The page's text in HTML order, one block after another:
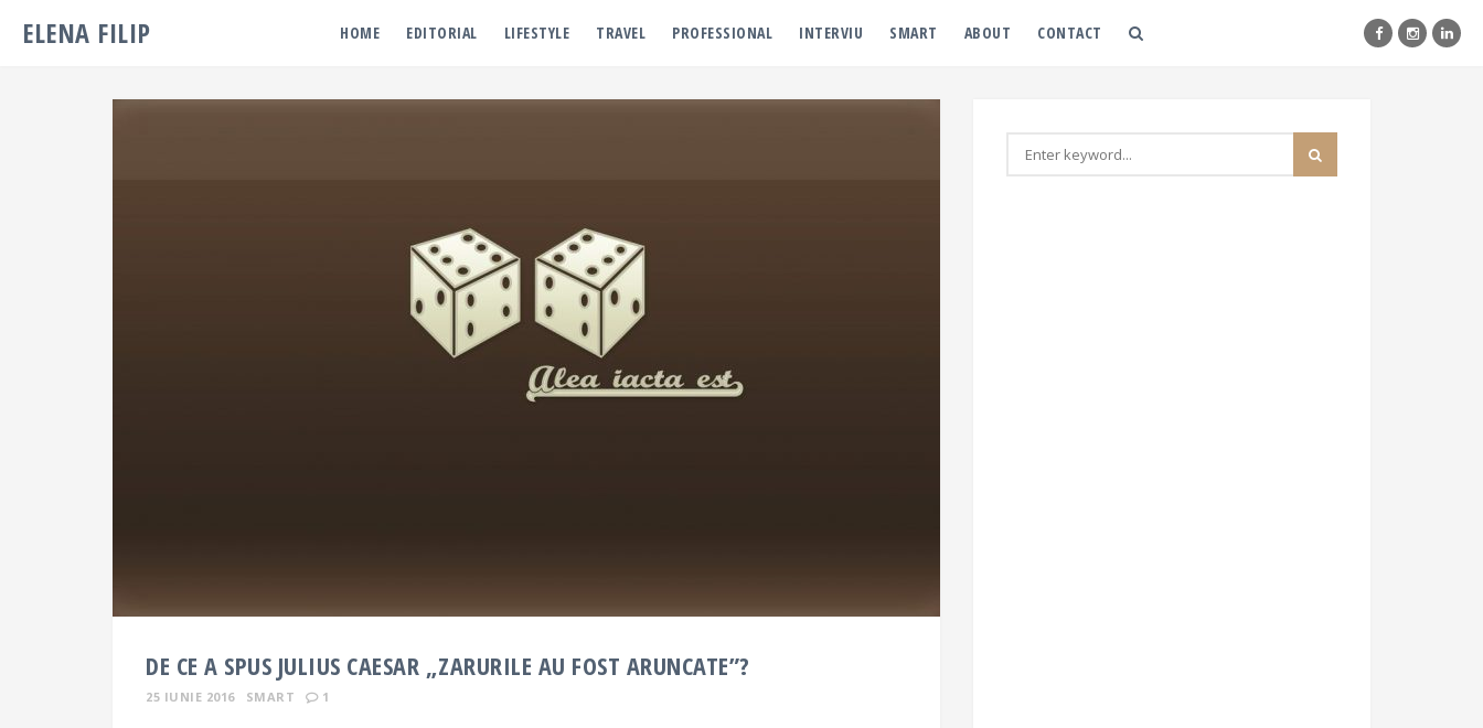
ELENA FILIP HOME EDITORIAL LIFESTYLE TRAVEL PROFESSIONAL INTERVIU SMART ABOUT CONTACT
DE CE A SPUS JULIUS CAESAR „ZARURILE AU FOST ARUNCATE”?
25 IUNIE 2016 SMART 1